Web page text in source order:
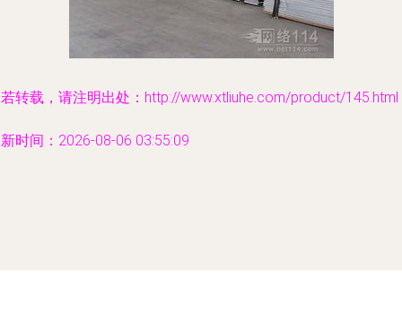
转载，请注明出处：http://www.xtliuhe.com/product/145.html
时间：2026-08-06 03:55:09